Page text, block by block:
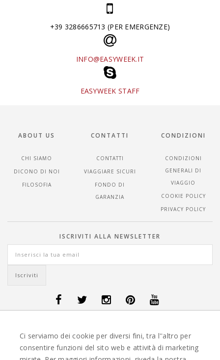
+39 3286665713 (PER EMERGENZE)
INFO@EASYWEEK.IT
EASYWEEK STAFF
ABOUT US
CHI SIAMO
DICONO DI NOI
FILOSOFIA
CONTATTI
CONTATTI
VIAGGIARE SICURI
FONDO DI
GARANZIA
CONDIZIONI
CONDIZIONI
GENERALI DI
VIAGGIO
COOKIE POLICY
PRIVACY POLICY
ISCRIVITI ALLA NEWSLETTER
VIAGGI GUATEMALA -OFFERTE VIAGGI ISLANDA -OFFERTE VIAGGI
OFFERTE VIAGGI MAURITIUS OFFERTE VIAGGI MESSICO
OFFERTE VIAGGI NORVEGIA- OFFERTE VIAGGI PORTOGALLO-
Ci serviamo dei cookie per diversi fini, tra l''altro per
consentire funzioni del sito web e attività di marketing